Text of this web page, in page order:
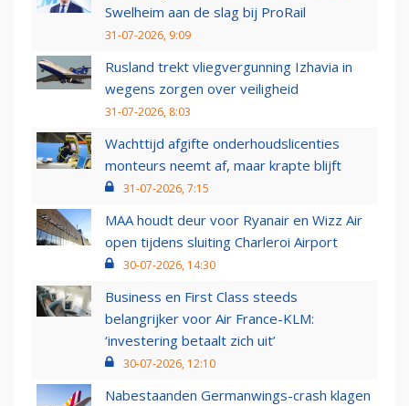
Swelheim aan de slag bij ProRail
31-07-2026, 9:09
Rusland trekt vliegvergunning Izhavia in
wegens zorgen over veiligheid
31-07-2026, 8:03
Wachttijd afgifte onderhoudslicenties
monteurs neemt af, maar krapte blijft
31-07-2026, 7:15
MAA houdt deur voor Ryanair en Wizz Air
open tijdens sluiting Charleroi Airport
30-07-2026, 14:30
Business en First Class steeds
belangrijker voor Air France-KLM:
‘investering betaalt zich uit’
30-07-2026, 12:10
Nabestaanden Germanwings-crash klagen